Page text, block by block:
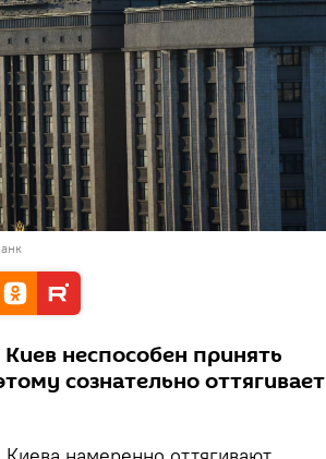
неспособен принять
сознательно оттягивает